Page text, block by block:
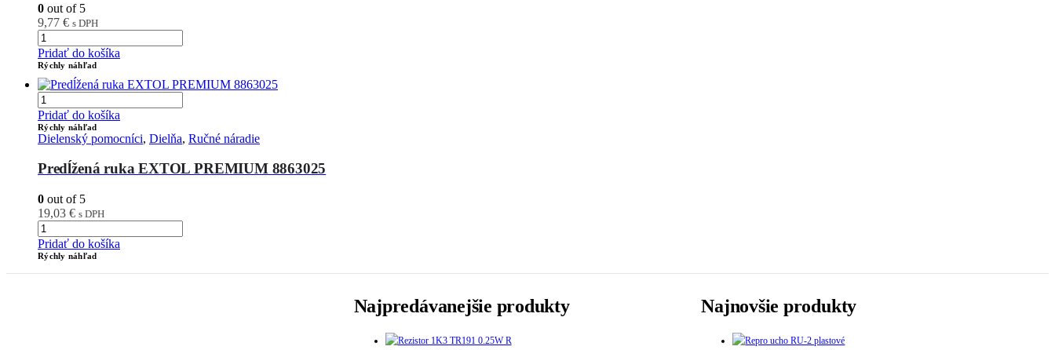
0 out of 5
9,77 € s DPH
Pridať do košíka
Rýchly náhľad
Pridať do košíka
Rýchly náhľad
Dielenský pomocníci, Dielňa, Ručné náradie
Predĺžená ruka EXTOL PREMIUM 8863025
0 out of 5
19,03 € s DPH
Pridať do košíka
Rýchly náhľad
Najpredávanejšie produkty Najnovšie produkty